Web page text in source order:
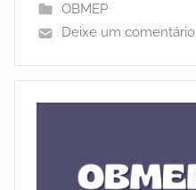
OBMEP
Deixe um comentário